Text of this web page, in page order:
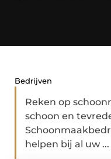
Bedrijven
Reken op
schoon en
helpen bij al uw ...